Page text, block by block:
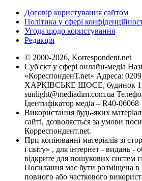
Договір користування сайтом
Політика у сфері
Угода щодо користування
Редакція
© 2000-2026, Korrespondent.net
Суб'єкт у сфері онлайн-медіа
«КореспонденТ.net» Адреса:
ХАРКІВСЬКЕ ШОСЕ, будинок
sunlight@mediadim.com.ua
Ідентифікатор медіа – R40-06068
Використання будь-яких
сайті, дозволяється за умови
Корреспондент.net.
При копіюванні матеріалів зі
і світу» , для інтернет - видань -
відкрите для пошукових систем
Посилання має бути розміщена в
повного або часткового